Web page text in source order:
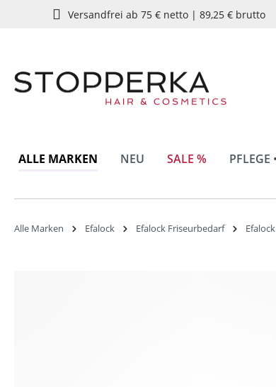
Zur Hauptnavigation springen
Versandfrei ab 75 € netto | 89,25 € brutto
ALLE MARKEN NEU SALE % PFLEGE
Alle Marken Efalock Efalock Friseurbedarf